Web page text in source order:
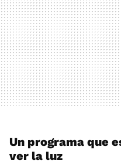
Un programa que
ver la luz